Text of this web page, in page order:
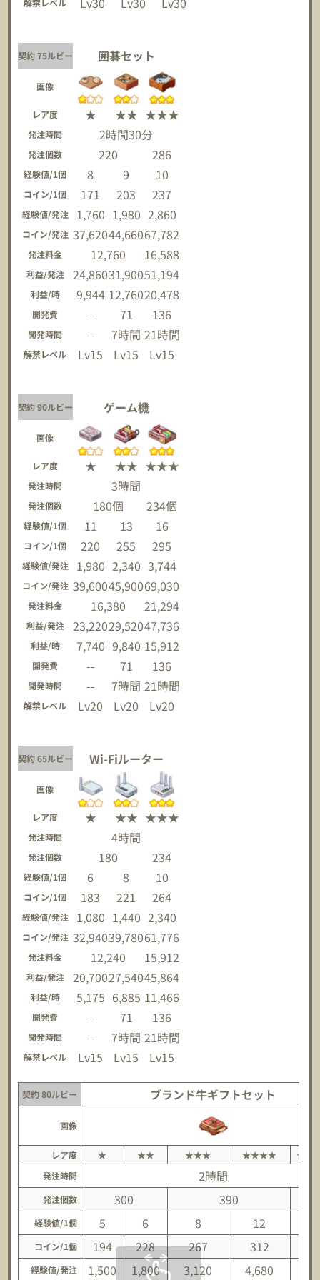
契約 75ルビー 囲碁セット
画像
レア度 ★ ★★ ★★★
発注時間 2時間30分
発注個数 220 286
経験値/1個 8 9 10
コイン/1個 171 203 237
経験値/発注 1,760 1,980 2,860
コイン/発注 37,62044,66067,782
発注料金 12,760 16,588
利益/発注 24,86031,90051,194
利益/時 9,944 12,76020,478
開発費 -- 71 136
開発時間 -- 7時間 21時間
解禁レベル Lv15 Lv15 Lv15
契約 90ルビー ゲーム機
画像
レア度 ★ ★★ ★★★
発注時間 3時間
発注個数 180個 234個
経験値/1個 11 13 16
コイン/1個 220 255 295
経験値/発注 1,980 2,340 3,744
コイン/発注 39,60045,90069,030
発注料金 16,380 21,294
利益/発注 23,22029,52047,736
利益/時 7,740 9,840 15,912
開発費 -- 71 136
開発時間 -- 7時間 21時間
解禁レベル Lv20 Lv20 Lv20
契約 65ルビー Wi-Fiルーター
画像
レア度 ★ ★★ ★★★
発注時間 4時間
発注個数 180 234
経験値/1個 6 8 10
コイン/1個 183 221 264
経験値/発注 1,080 1,440 2,340
コイン/発注 32,94039,78061,776
発注料金 12,240 15,912
利益/発注 20,70027,54045,864
利益/時 5,175 6,885 11,466
開発費 -- 71 136
開発時間 -- 7時間 21時間
解禁レベル Lv15 Lv15 Lv15
契約 80ルビー ブランド牛ギフトセット
画像
レア度 ★ ★★ ★★★ ★★★★
発注時間
2時間
発注個数 300 390
経験値/1個 5 6 8 12
コイン/1個 194 228 267 312
経験値/発注 1,500 1,800 3,120 4,680